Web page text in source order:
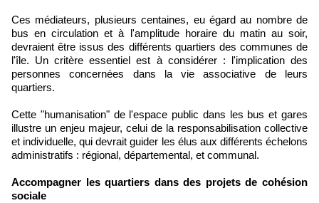
Ces médiateurs, plusieurs centaines, eu égard au nombre de
bus en circulation et à l'amplitude horaire du matin au soir,
devraient être issus des différents quartiers des communes de
l'île. Un critère essentiel est à considérer : l'implication des
personnes concernées dans la vie associative de leurs
quartiers.
Cette "humanisation" de l'espace public dans les bus et gares
illustre un enjeu majeur, celui de la responsabilisation collective
et individuelle, qui devrait guider les élus aux différents échelons
administratifs : régional, départemental, et communal.
Accompagner les quartiers dans des projets de cohésion
sociale